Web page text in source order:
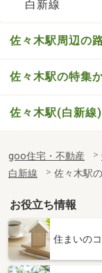
白新線
佐々木駅周辺の
佐々木駅の特集
佐々木駅(白新線
goo住宅・不動産
白新線
佐々木駅
お役立ち情報
住まいの